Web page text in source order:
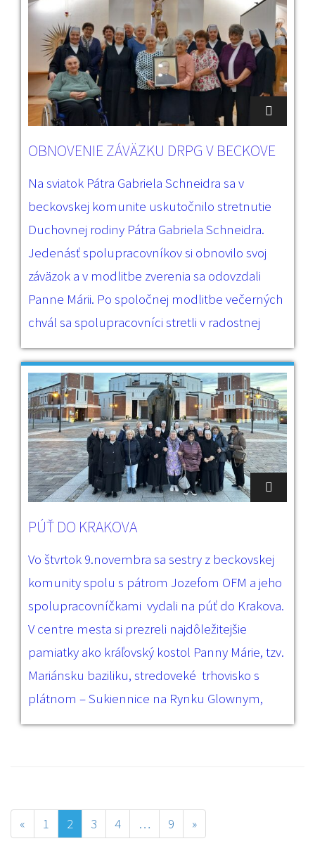
OBNOVENIE ZÁVÄZKU DRPG V BECKOVE
Na sviatok Pátra Gabriela Schneidra sa v
beckovskej komunite uskutočnilo stretnutie
Duchovnej rodiny Pátra Gabriela Schneidra.
Jedenásť spolupracovníkov si obnovilo svoj
záväzok a v modlitbe zverenia sa odovzdali
Panne Márii. Po spoločnej modlitbe večerných
chvál sa spolupracovníci stretli v radostnej
PÚŤ DO KRAKOVA
Vo štvrtok 9.novembra sa sestry z beckovskej
komunity spolu s pátrom Jozefom OFM a jeho
spolupracovníčkami vydali na púť do Krakova.
V centre mesta si prezreli najdôležitejšie
pamiatky ako kráľovský kostol Panny Márie, tzv.
Mariánsku baziliku, stredoveké trhovisko s
plátnom – Sukiennice na Rynku Glownym,
« 1 2 3 4 … 9 »